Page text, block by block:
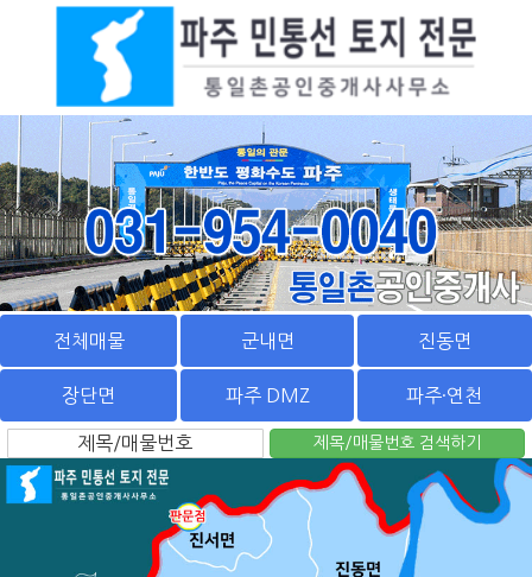
전체매물 군내면 진동면
장단면 파주 DMZ 파주·연천